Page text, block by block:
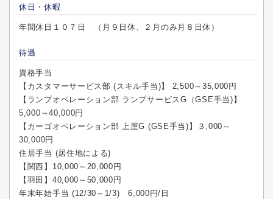
休日・休暇
年間休日１０７日 （月９日休、２月のみ月８日休）
待遇
資格手当
【カスタマーサービス部 (スキル手当)】 2,500～35,000円
【ランプオペレーション部 ランプサービスG（GSE手当)】
5,000～40,000円
【カーゴオペレーション部 上屋G (GSE手当)】３,000～
30,000円
住居手当 (居住地による)
【関西】10,000～20,000円
【羽田】40,000～50,000円
年末年始手当 (12/30～1/3) 6,000円/日